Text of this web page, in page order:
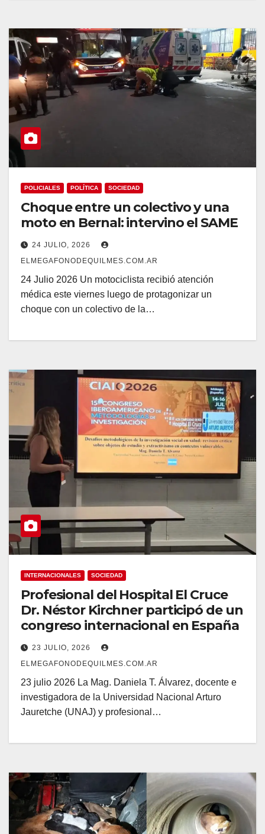
POLICIALES POLÍTICA SOCIEDAD
Choque entre un colectivo y una
moto en Bernal: intervino el SAME
24 JULIO, 2026
ELMEGAFONODEQUILMES.COM.AR
24 Julio 2026 Un motociclista recibió atención
médica este viernes luego de protagonizar un
choque con un colectivo de la…
INTERNACIONALES SOCIEDAD
Profesional del Hospital El Cruce
Dr. Néstor Kirchner participó de un
congreso internacional en España
23 JULIO, 2026
ELMEGAFONODEQUILMES.COM.AR
23 julio 2026 La Mag. Daniela T. Álvarez, docente e
investigadora de la Universidad Nacional Arturo
Jauretche (UNAJ) y profesional…